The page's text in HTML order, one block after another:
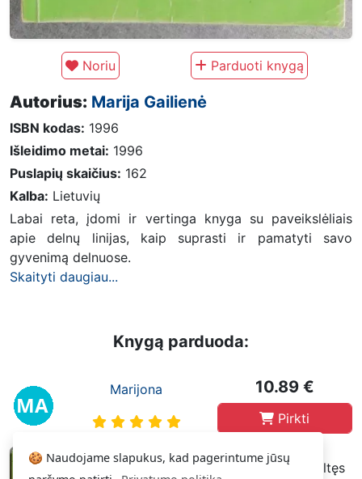
🍪 Naudojame slapukus, kad pagerintume jūsų
Noriu Parduoti knygą
Autorius: Marija Gailienė
ISBN kodas: 1996
Išleidimo metai: 1996
Puslapių skaičius: 162
Kalba: Lietuvių
Labai reta, įdomi ir vertinga knyga su paveikslėliais
apie delnų linijas, kaip suprasti ir pamatyti savo
gyvenimą delnuose.
Skaityti daugiau...
Knygą parduoda:
Marijona 10.89 €
Pirkti
Gera (Pakankamai gera būklė, pageltęs